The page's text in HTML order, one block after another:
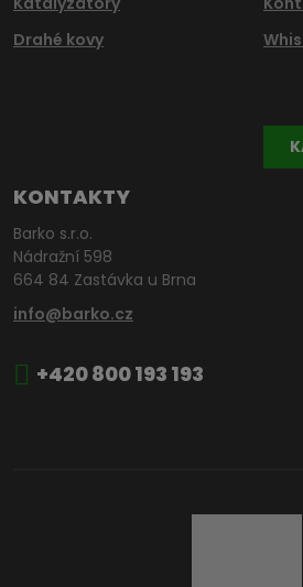
Drahé kovy
KONTAKTY
Barko s.r.o.
Nádražní 598
664 84 Zastávka u Brna
info@barko.cz
+420 800 193 193